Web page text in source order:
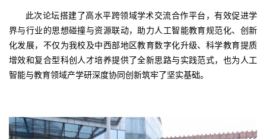
此次论坛搭建了高水平跨领域学术交流合作平台，有效促进学
界与行业的思想碰撞与资源联动，助力人工智能教育规范化、创新
化发展，不仅为我校及中西部地区教育数字化升级、科学教育提质
增效和复合型科创人才培养提供了全新思路与实践范式，也为人工
智能与教育领域产学研深度协同创新筑牢了坚实基础。